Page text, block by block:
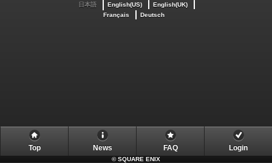
日本語 English(US)
English(UK)
Français
Deutsch
Top News FAQ Login
©SQUARE ENIX